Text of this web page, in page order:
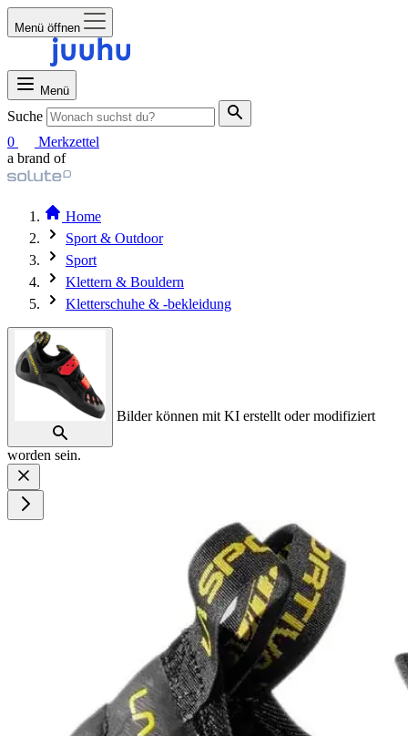
Menü öffnen
Menü
Suche
0
Merkzettel
a brand of
Home
Sport & Outdoor
Sport
Klettern & Bouldern
Kletterschuhe & -bekleidung
Bilder können mit KI erstellt oder modifiziert
worden sein.